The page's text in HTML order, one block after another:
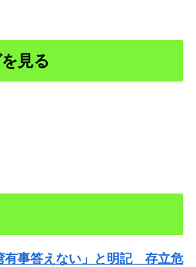
見る
有事答えない」と明記 存立危